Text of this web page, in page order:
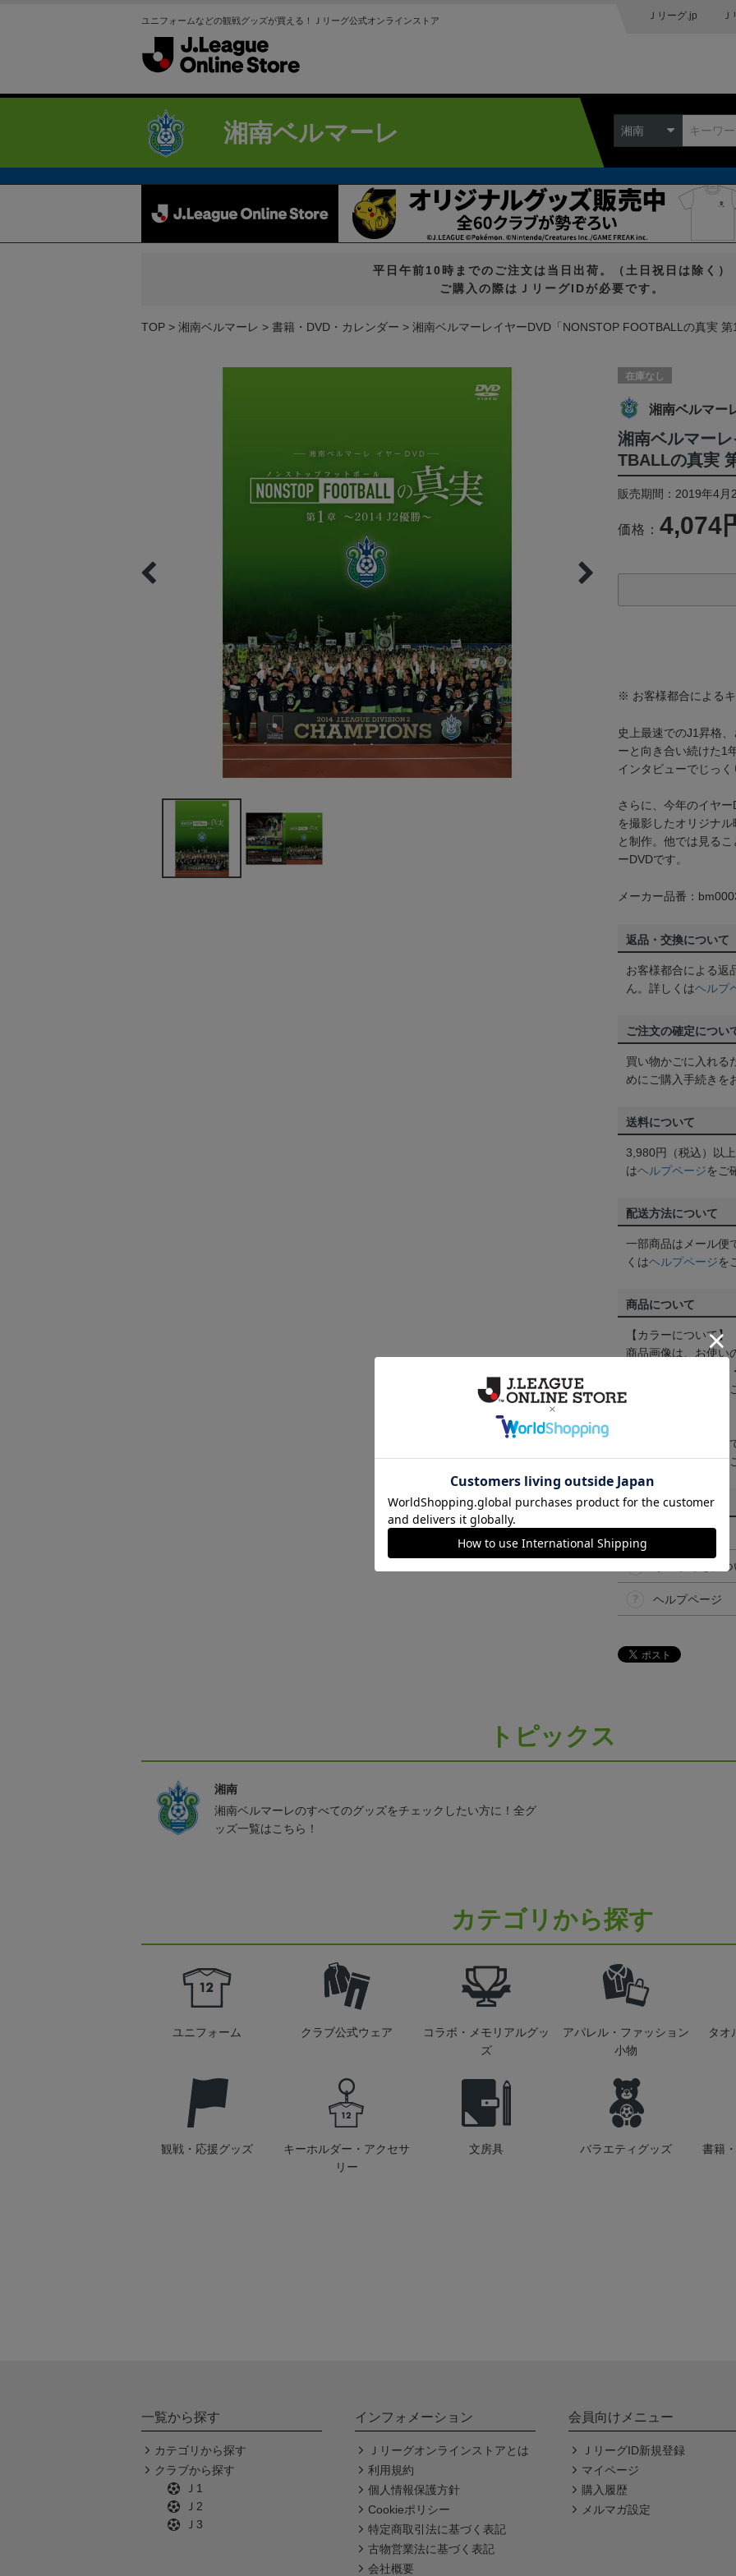
ユニフォームなどの観戦グッズが買える！Ｊリーグ公式オンラインストア Ｊリーグ.jp
湘南ベルマーレ 湘南
平日午前10時までのご注文は当日出荷。（土日祝日は除く）
ご購入の際はＪリーグIDが必要です。
TOP 湘南ベルマーレ 書籍・DVD・カレンダー 湘南ベルマーレイヤーDVD「NONSTOP FOOTBALLの真実
在庫なし
湘南ベルマー
湘南ベルマー
TBALLの真実
販売期間：2019年4
価格： 4,074
※ お客様都合による
史上最速でのJ1昇格
ーと向き合い続けた1
インタビューでじっ
さらに、今年のイヤ
を撮影したオリジナ
と制作。他では見る
ーDVDです。
メーカー品番：
返品・交換について
お客様都合による返
ん。詳しくはヘルプ
ご注文の確定につい
買い物かごに入れる
めにご購入手続きを
送料について
3,980円（税込）以
はヘルプページをご
配送方法について
一部商品はメール便
くはヘルプページを
商品について
【カラーについて】
商品画像は、お使い
ンのメーカー・機
なって見える場合
取り扱い商品によ
予告なく変更になる
その他
決済について
ギフト対応に
ヘルプページ
トピックス
湘南
湘南ベルマーレのすべてのグッズをチェックしたい方に！全グ
ッズ一覧はこちら！
カテゴリから探す
ユニフォーム クラブ公式ウェア
コラボ・メモリアルグッ
ズ
アパレル・ファッション
小物
タオ
観戦・応援グッズ
キーホルダー・アクセサ
リー
文房具 バラエティグッズ 書籍
一覧から探す
カテゴリから探す
クラブから探す
Ｊ1
Ｊ2
Ｊ3
インフォメーション
Ｊリーグオンラインストアとは
利用規約
個人情報保護方針
Cookieポリシー
特定商取引法に基づく表記
古物営業法に基づく表記
会社概要
会員向けメニュー
ＪリーグID新規登録
マイページ
購入履歴
メルマガ設定